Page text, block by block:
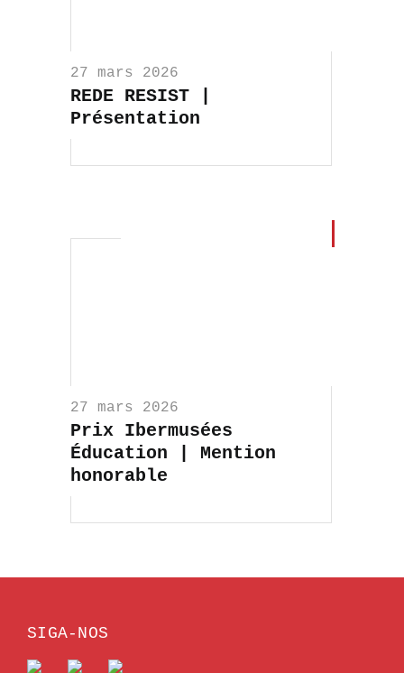
27 mars 2026
REDE RESIST |
Présentation
27 mars 2026
Prix Ibermusées
Éducation | Mention
honorable
SIGA-NOS